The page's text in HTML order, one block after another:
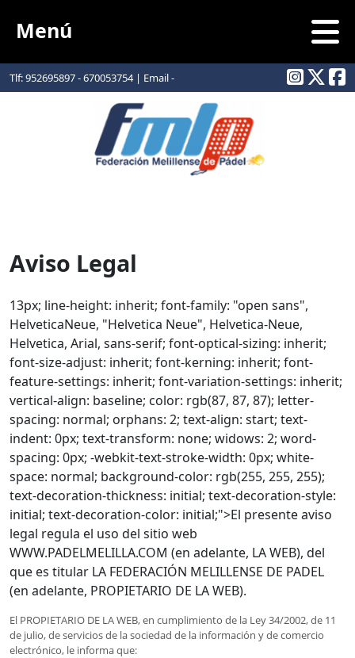
Tlf: 952695897 - 670053754 | Email -
info@padelmelilla.com
Menú
Aviso Legal
13px; line-height: inherit; font-family: "open sans",
HelveticaNeue, "Helvetica Neue", Helvetica-Neue,
Helvetica, Arial, sans-serif; font-optical-sizing: inherit;
font-size-adjust: inherit; font-kerning: inherit; font-
feature-settings: inherit; font-variation-settings: inherit;
vertical-align: baseline; color: rgb(87, 87, 87); letter-
spacing: normal; orphans: 2; text-align: start; text-
indent: 0px; text-transform: none; widows: 2; word-
spacing: 0px; -webkit-text-stroke-width: 0px; white-
space: normal; background-color: rgb(255, 255, 255);
text-decoration-thickness: initial; text-decoration-style:
initial; text-decoration-color: initial;">El presente aviso
legal regula el uso del sitio web
WWW.PADELMELILLA.COM (en adelante, LA WEB), del
que es titular LA FEDERACIÓN MELILLENSE DE PADEL
(en adelante, PROPIETARIO DE LA WEB).
El PROPIETARIO DE LA WEB, en cumplimiento de la Ley 34/2002, de 11
de julio, de servicios de la sociedad de la información y de comercio
electrónico, le informa que: